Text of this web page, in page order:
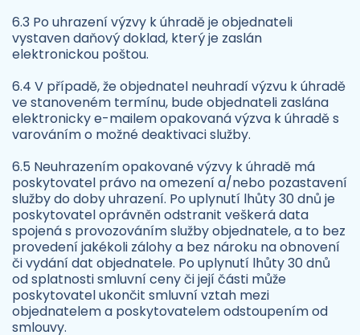
6.3 Po uhrazení výzvy k úhradě je objednateli
vystaven daňový doklad, který je zaslán
elektronickou poštou.
6.4 V případě, že objednatel neuhradí výzvu k úhradě
ve stanoveném termínu, bude objednateli zaslána
elektronicky e-mailem opakovaná výzva k úhradě s
varováním o možné deaktivaci služby.
6.5 Neuhrazením opakované výzvy k úhradě má
poskytovatel právo na omezení a/nebo pozastavení
služby do doby uhrazení. Po uplynutí lhůty 30 dnů je
poskytovatel oprávněn odstranit veškerá data
spojená s provozováním služby objednatele, a to bez
provedení jakékoli zálohy a bez nároku na obnovení
či vydání dat objednatele. Po uplynutí lhůty 30 dnů
od splatnosti smluvní ceny či její části může
poskytovatel ukončit smluvní vztah mezi
objednatelem a poskytovatelem odstoupením od
smlouvy.